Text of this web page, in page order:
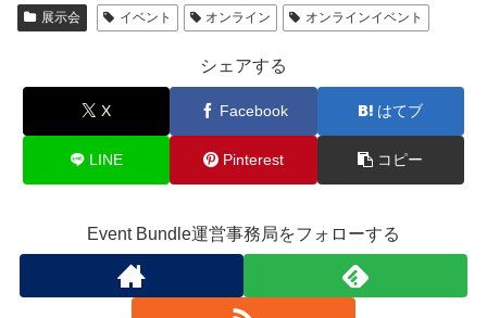
展示会 イベント オンライン オンラインイベント
シェアする
X Facebook はてブ
LINE Pinterest コピー
Event Bundle運営事務局をフォローする